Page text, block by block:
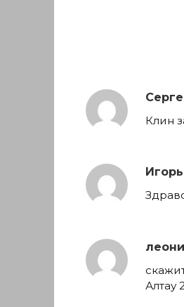
Клин
Игорь
Алтау